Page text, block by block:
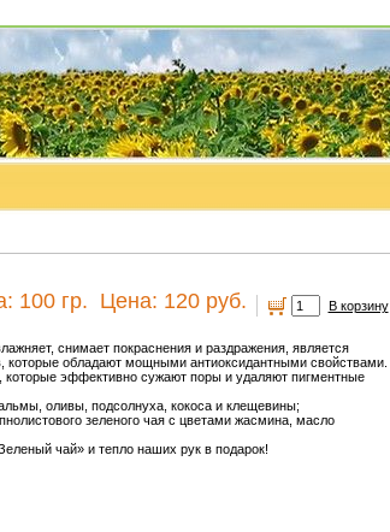
100 гр. Цена: 120 руб. В корзину
снимает покраснения и раздражения, является
которые обладают мощными антиоксидантными свойствами.
которые эффективно сужают поры и удаляют пигментные
оливы, подсолнуха, кокоса и клещевины;
зеленого чая с цветами жасмина, масло
чай» и тепло наших рук в подарок!